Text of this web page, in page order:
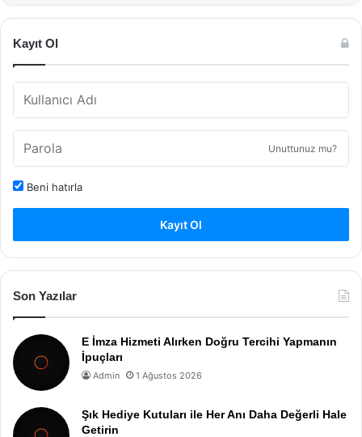
Kayıt Ol
Unuttunuz mu?
Beni hatırla
Kayıt Ol
Son Yazılar
E İmza Hizmeti Alırken Doğru Tercihi Yapmanın
İpuçları
Admin 1 Ağustos 2026
Şık Hediye Kutuları ile Her Anı Daha Değerli Hale
Getirin